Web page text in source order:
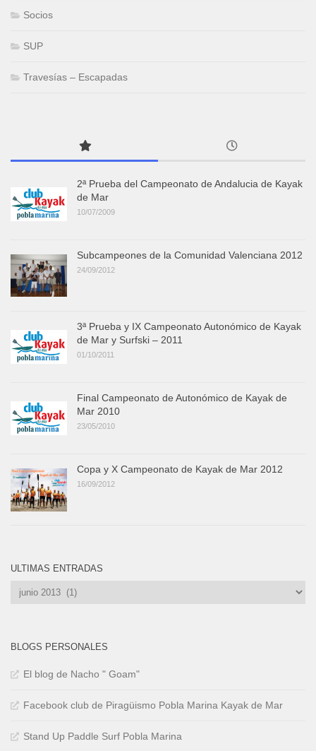
Socios
SUP
Travesías – Escapadas
2ª Prueba del Campeonato de Andalucia de Kayak
de Mar
10/07/2009
Subcampeones de la Comunidad Valenciana 2012
24/09/2012
3ª Prueba y IX Campeonato Autonómico de Kayak
de Mar y Surfski – 2011
01/10/2011
Final Campeonato de Autonómico de Kayak de
Mar 2010
23/05/2010
Copa y X Campeonato de Kayak de Mar 2012
16/09/2012
ULTIMAS ENTRADAS
Ultimas
BLOGS PERSONALES
El blog de Nacho " Goam"
Facebook club de Piragüismo Pobla Marina Kayak de Mar
Stand Up Paddle Surf Pobla Marina